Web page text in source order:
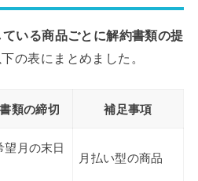
いる商品ごとに解約書類の提
の表にまとめました。
類の締切 補足事項
望月の末日
月払い型の商品